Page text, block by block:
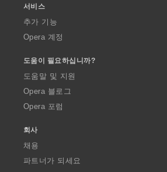
서비스
추가 기능
Opera 계정
도움이 필요하십니까?
도움말 및 지원
Opera 블로그
Opera 포럼
회사
채용
파트너가 되세요